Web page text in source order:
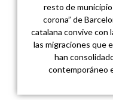
resto de
corona” de
catalana convive con
las migraciones que
han
contemporáneo